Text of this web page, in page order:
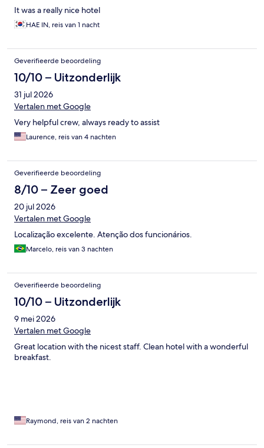
It was a really nice hotel
HAE IN, reis van 1 nacht
Geverifieerde beoordeling
10/10 – Uitzonderlijk
31 jul 2026
Vertalen met Google
Very helpful crew, always ready to assist
Laurence, reis van 4 nachten
Geverifieerde beoordeling
8/10 – Zeer goed
20 jul 2026
Vertalen met Google
Localização excelente. Atenção dos funcionários.
Marcelo, reis van 3 nachten
Geverifieerde beoordeling
10/10 – Uitzonderlijk
9 mei 2026
Vertalen met Google
Great location with the nicest staff. Clean hotel with a wonderful
breakfast.
Raymond, reis van 2 nachten